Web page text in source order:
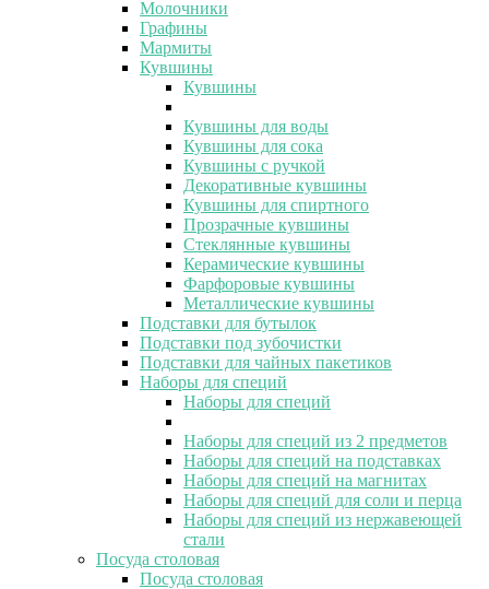
Молочники
Графины
Мармиты
Кувшины
Кувшины
Кувшины для воды
Кувшины для сока
Кувшины с ручкой
Декоративные кувшины
Кувшины для спиртного
Прозрачные кувшины
Стеклянные кувшины
Керамические кувшины
Фарфоровые кувшины
Металлические кувшины
Подставки для бутылок
Подставки под зубочистки
Подставки для чайных пакетиков
Наборы для специй
Наборы для специй
Наборы для специй из 2 предметов
Наборы для специй на подставках
Наборы для специй на магнитах
Наборы для специй для соли и перца
Наборы для специй из нержавеющей
стали
Посуда столовая
Посуда столовая